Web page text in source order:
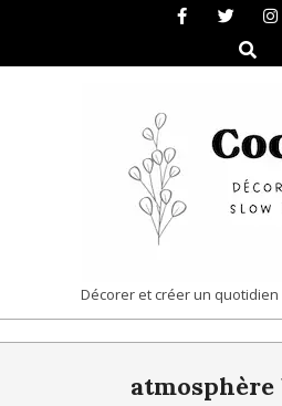
content
Search
COCON
|
Décorer et créer un
atmosphère